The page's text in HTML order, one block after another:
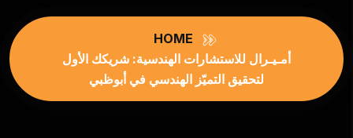
HOME
أمـيـرال للاستشارات الهندسية: شريكك الأول
لتحقيق التميّز الهندسي في أبوظبي